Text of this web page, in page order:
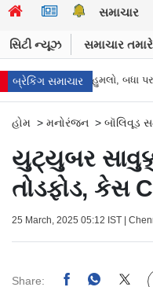
સમાચાર
સિટી ન્યૂઝ સમાચાર
બ્રેકિંગ સમાચાર
પર હુમલો, બધા પર હુમલો
હોમ > મનોરંજન > બૉલિવૂડ
યુટ્યુબર
તોડફોડ, કેસ
25 March, 2025 05:12 IST |
Share: